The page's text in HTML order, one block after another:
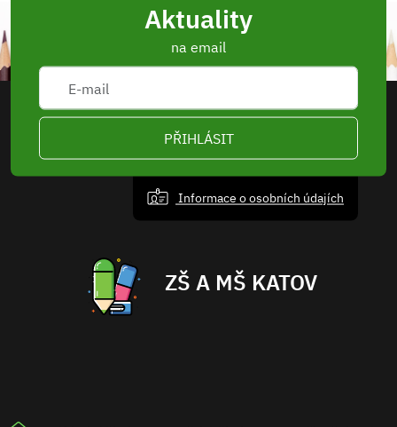
Aktuality
na email
PŘIHLÁSIT
Informace o osobních údajích
ZŠ A MŠ KATOV